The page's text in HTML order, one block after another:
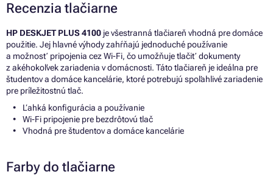
Recenzia tlačiarne
HP DESKJET PLUS 4100 je všestranná tlačiareň vhodná pre domáce
použitie. Jej hlavné výhody zahŕňajú jednoduché používanie
a možnosť pripojenia cez Wi-Fi, čo umožňuje tlačiť dokumenty
z akéhokoľvek zariadenia v domácnosti. Táto tlačiareň je ideálna pre
študentov a domáce kancelárie, ktoré potrebujú spoľahlivé zariadenie
pre príležitostnú tlač.
Ľahká konfigurácia a používanie
Wi-Fi pripojenie pre bezdrôtovú tlač
Vhodná pre študentov a domáce kancelárie
Farby do tlačiarne